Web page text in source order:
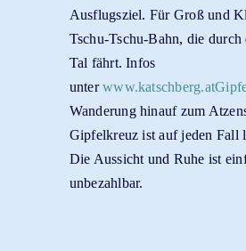
Ausflugsziel. Für Groß und
Tschu-Tschu-Bahn, die durch
Tal fährt. Infos
unter
Wanderung hinauf zum
Gipfelkreuz ist auf jeden Fall
Die Aussicht und Ruhe ist
unbezahlbar.